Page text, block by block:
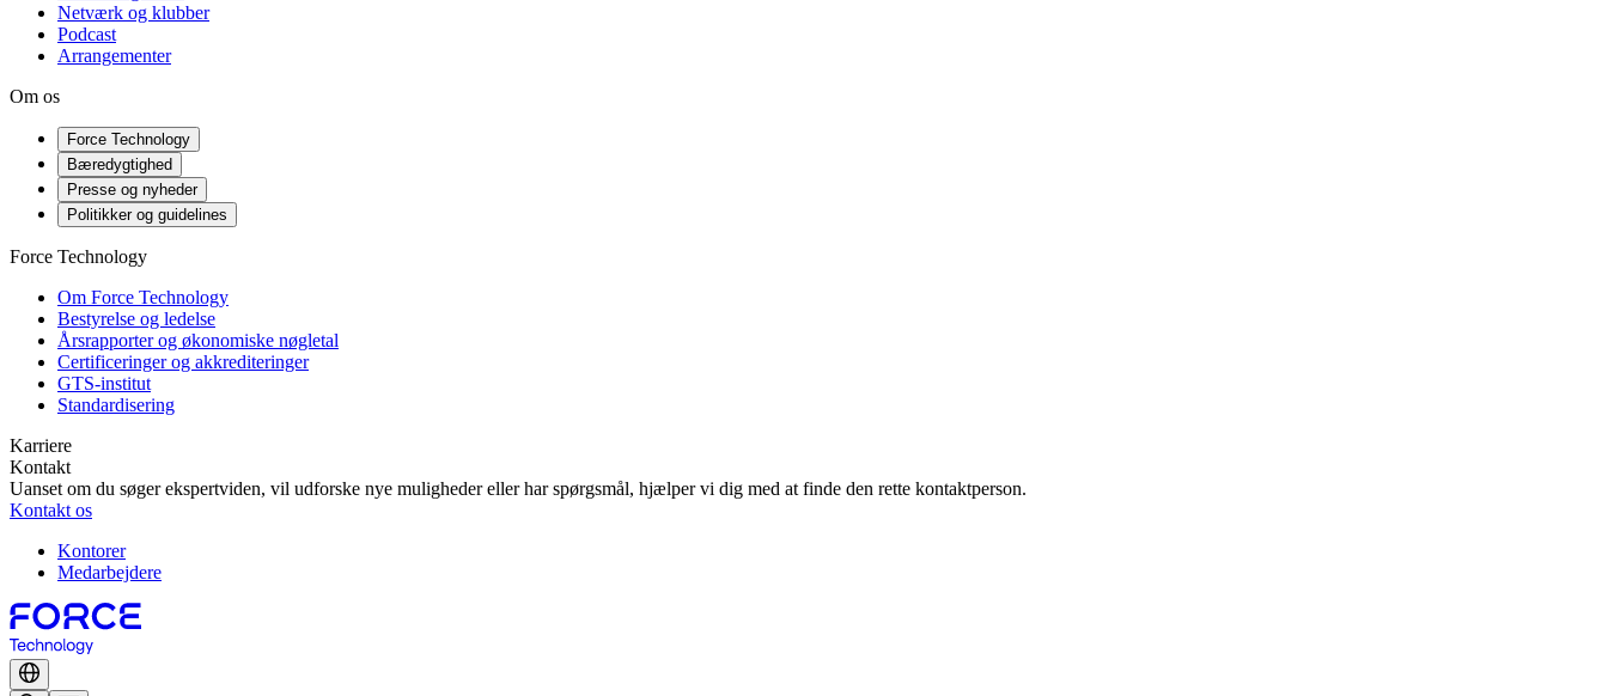
Netværk og klubber
Podcast
Arrangementer
Om os
Force Technology
Bæredygtighed
Presse og nyheder
Politikker og guidelines
Force Technology
Om Force Technology
Bestyrelse og ledelse
Årsrapporter og økonomiske nøgletal
Certificeringer og akkrediteringer
GTS-institut
Standardisering
Karriere
Kontakt
Uanset om du søger ekspertviden, vil udforske nye muligheder eller har spørgsmål, hjælper vi dig med at finde den rette kontaktperson.
Kontakt os
Kontorer
Medarbejdere